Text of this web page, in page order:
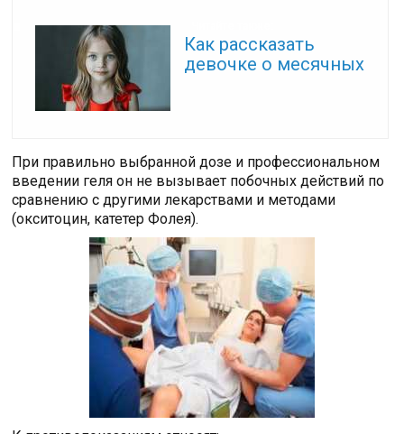
Как рассказать
девочке о месячных
При правильно выбранной дозе и профессиональном
введении геля он не вызывает побочных действий по
сравнению с другими лекарствами и методами
(окситоцин, катетер Фолея).